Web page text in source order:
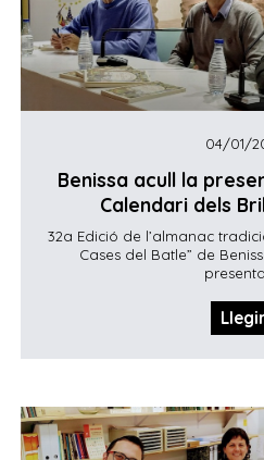
04/01/
Benissa acull la
Calendari dels
32a Edició de l’almanac
Cases del Batle” de